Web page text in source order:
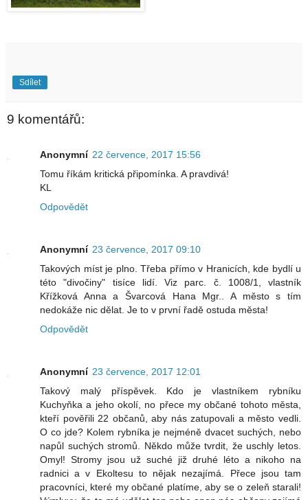
Sdílet
9 komentářů:
Anonymní 22 července, 2017 15:56
Tomu říkám kritická připomínka. A pravdivá!
KL
Odpovědět
Anonymní 23 července, 2017 09:10
Takových míst je plno. Třeba přímo v Hranicích, kde bydlí u
této "divočiny" tisíce lidí. Viz parc. č. 1008/1, vlastník
Křížková Anna a Švarcová Hana Mgr.. A město s tím
nedokáže nic dělat. Je to v první řadě ostuda města!
Odpovědět
Anonymní 23 července, 2017 12:01
Takový malý příspěvek. Kdo je vlastníkem rybníku
Kuchyňka a jeho okolí, no přece my občané tohoto města,
kteří pověřili 22 občanů, aby nás zatupovali a město vedli.
O co jde? Kolem rybníka je nejméně dvacet suchých, nebo
napůl suchých stromů. Někdo může tvrdit, že uschly letos.
Omyl! Stromy jsou už suché již druhé léto a nikoho na
radnici a v Ekoltesu to nějak nezajímá. Přece jsou tam
pracovníci, které my občané platíme, aby se o zeleň starali!